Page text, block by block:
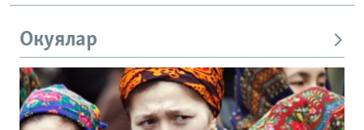
Окуялар